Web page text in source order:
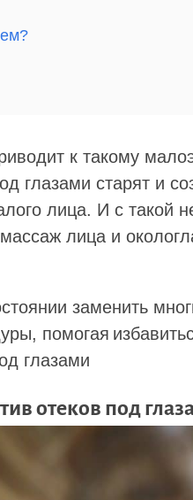
к такому
глазами старят и
лица. И с такой
лица и
заменить
помогая
глазами
отеков под